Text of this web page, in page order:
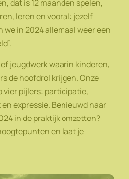
dat is 12 maanden spelen,
leren en vooral: jezelf
we in 2024 allemaal weer een
jeugdwerk waarin kinderen,
de hoofdrol krijgen. Onze
vier pijlers: participatie,
expressie. Benieuwd naar
in de praktijk omzetten?
en laat je